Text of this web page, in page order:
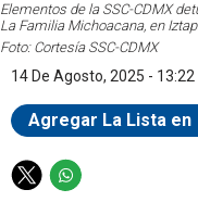
Elementos de la SSC-CDMX
La Familia Michoacana, en
Foto: Cortesía SSC-CDMX
14 De Agosto, 2025 - 13:22
Agregar La Lista en
T
W